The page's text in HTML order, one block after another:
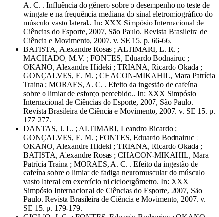
A. C. . Influência do gênero sobre o desempenho no teste de
wingate e na frequência mediana do sinal eletromiográfico do
músculo vasto lateral.. In: XXX Simpósio Internacional de
Ciências do Esporte, 2007, São Paulo. Revista Brasileira de
Ciência e Movimento, 2007. v. SE 15. p. 66-66.
BATISTA, Alexandre Rosas ; ALTIMARI, L. R. ;
MACHADO, M.V. ; FONTES, Eduardo Bodnairuc ;
OKANO, Alexandre Hideki ; TRIANA, Ricardo Okada ;
GONÇALVES, E. M. ; CHACON-MIKAHIL, Mara Patrícia
Traina ; MORAES, A. C. . Efeito da ingestão de cafeína
sobre o limiar de esforço percebido.. In: XXX Simpósio
Internacional de Ciências do Esporte, 2007, São Paulo.
Revista Brasileira de Ciência e Movimento, 2007. v. SE 15. p.
177-277.
DANTAS, J. L. ; ALTIMARI, Leandro Ricardo ;
GONÇALVES, E. M. ; FONTES, Eduardo Bodnairuc ;
OKANO, Alexandre Hideki ; TRIANA, Ricardo Okada ;
BATISTA, Alexandre Rosas ; CHACON-MIKAHIL, Mara
Patrícia Traina ; MORAES, A. C. . Efeito da ingestão de
cafeína sobre o limiar de fadiga neuromuscular do músculo
vasto lateral em exercício ni cicloergômetro. In: XXX
Simpósio Internacional de Ciências do Esporte, 2007, São
Paulo. Revista Brasileira de Ciência e Movimento, 2007. v.
SE 15. p. 179-179.